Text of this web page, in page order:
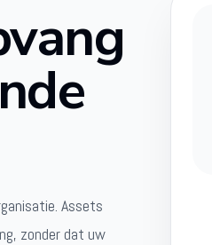
Assets
zonder dat uw